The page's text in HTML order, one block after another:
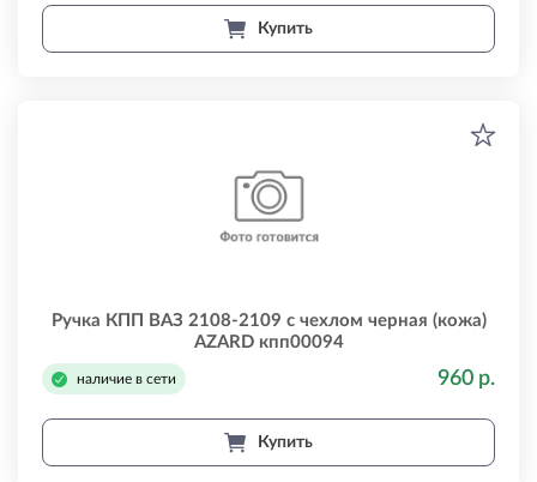
Купить
Ручка КПП ВАЗ 2108-2109 с чехлом черная (кожа)
AZARD кпп00094
наличие в сети 960 р.
Купить